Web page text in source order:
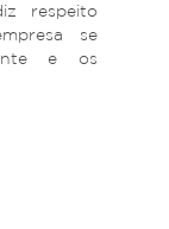
respeito
se
e os